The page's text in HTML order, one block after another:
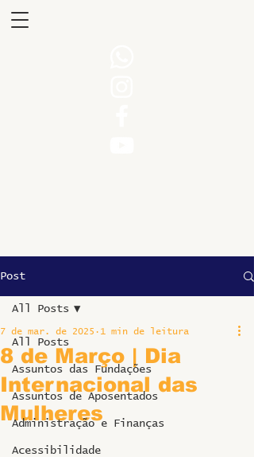
Post
All Posts
Assuntos das Fundações
Assuntos de Aposentados
Administração e Finanças
Acessibilidade
All Posts
8 de Março | Dia
Internacional das
Mulheres
7 de mar. de 2025 1 min de leitura